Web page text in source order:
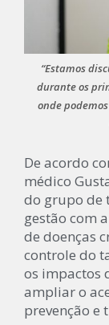
“Estamos
durante os
onde
De acordo
médico
do grupo de
gestão com
de doenças
controle do
os impactos
ampliar o
prevenção